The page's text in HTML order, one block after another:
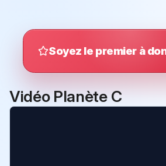
Soyez le premier à
Vidéo Planète C